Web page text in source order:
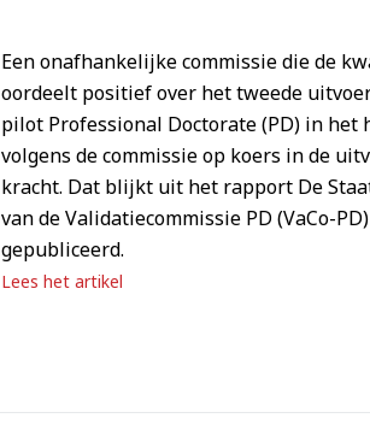
Een onafhankelijke commissie die de
oordeelt positief over het tweede
pilot Professional Doctorate (PD) in het
volgens de commissie op koers in de
kracht. Dat blijkt uit het rapport De
van de Validatiecommissie PD (VaCo-
gepubliceerd.
Lees het artikel